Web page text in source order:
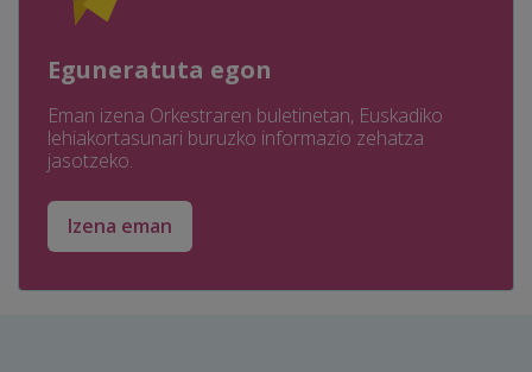
Eguneratuta egon
Eman izena Orkestraren buletinetan, Euskadiko
lehiakortasunari buruzko informazio zehatza
jasotzeko.
Izena eman